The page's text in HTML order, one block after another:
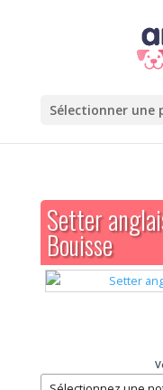
Sélectionner une
Setter
Bouisse